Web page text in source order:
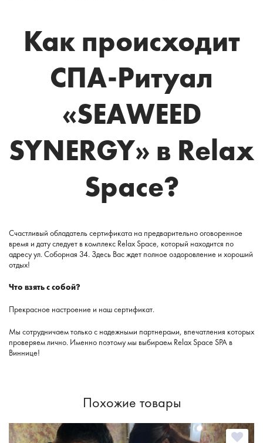
Как происходит
СПА-Ритуал
«SEAWEED
SYNERGY» в Relax
Space?
Счастливый обладатель сертификата на предварительно оговоренное
время и дату следует в комплекс Relax Space, который находится по
адресу ул. Соборная 34. Здесь Вас ждет полное оздоровление и хороший
отдых!
Что взять с собой?
Прекрасное настроение и наш сертификат.
Мы сотрудничаем только с надежными партнерами, впечатления которых
проверяем лично. Именно поэтому мы выбираем Relax Space SPA в
Виннице!
Похожие товары